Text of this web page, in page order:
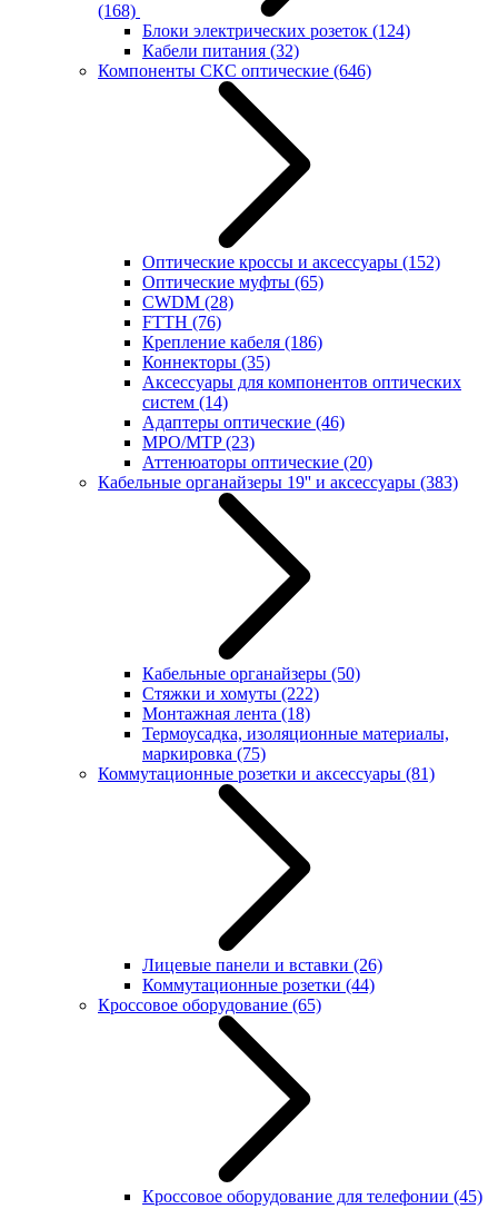
(168)
Блоки электрических розеток (124)
Кабели питания (32)
Компоненты СКС оптические (646)
Оптические кроссы и аксессуары (152)
Оптические муфты (65)
CWDM (28)
FTTH (76)
Крепление кабеля (186)
Коннекторы (35)
Аксессуары для компонентов оптических
систем (14)
Адаптеры оптические (46)
MPO/MTP(23)
Аттенюаторы оптические (20)
Кабельные органайзеры 19'' и аксессуары (383)
Кабельные органайзеры (50)
Стяжки и хомуты (222)
Монтажная лента (18)
Термоусадка, изоляционные материалы,
маркировка (75)
Коммутационные розетки и аксессуары (81)
Лицевые панели и вставки (26)
Коммутационные розетки (44)
Кроссовое оборудование (65)
Кроссовое оборудование для телефонии (45)